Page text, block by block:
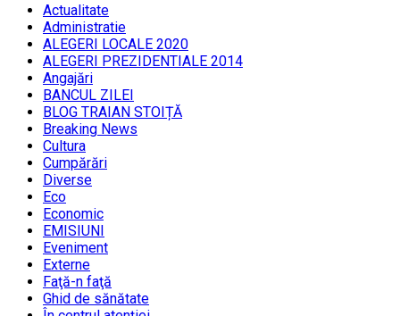
Actualitate
Administratie
ALEGERI LOCALE 2020
ALEGERI PREZIDENTIALE 2014
Angajări
BANCUL ZILEI
BLOG TRAIAN STOIȚĂ
Breaking News
Cultura
Cumpărări
Diverse
Eco
Economic
EMISIUNI
Eveniment
Externe
Faţă-n faţă
Ghid de sănătate